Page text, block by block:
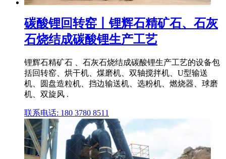
碳酸锂回转窑丨锂辉石精矿石、石灰
石烧结成碳酸锂生产工艺
锂辉石精矿石 、石灰石烧结成碳酸锂生产工艺的设备包
括回转窑、烘干机、煤磨机、双轴搅拌机、U型输送
机、圆盘造粒机、挡边输送机、选粉机、燃烧器、球磨
机、双旋风 .
联系电话: 180 3780 8511